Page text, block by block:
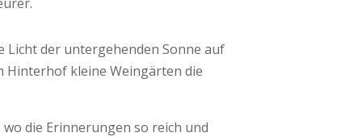
Licht der untergehenden Sonne auf
Hinterhof kleine Weingärten die
die Erinnerungen so reich und